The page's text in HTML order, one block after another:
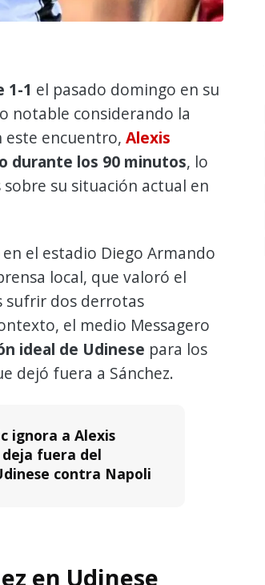
1-1 el pasado domingo en su
notable considerando la
este encuentro, Alexis
durante los 90 minutos, lo
su situación actual en
el estadio Diego Armando
local, que valoró el
sufrir dos derrotas
el medio Messagero
ideal de Udinese para los
dejó fuera a Sánchez.
ignora a Alexis
deja fuera del
contra Napoli
en Udinese